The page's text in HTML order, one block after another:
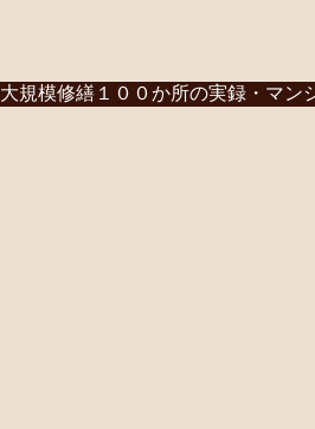
大規模修繕１００か所の実録・マン